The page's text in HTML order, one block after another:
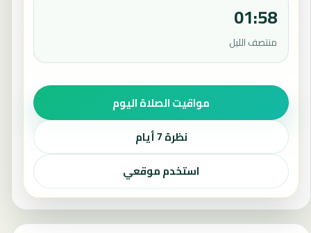
01:58
منتصف الليل
مواقيت الصلاة اليوم
نظرة 7 أيام
استخدم موقعي